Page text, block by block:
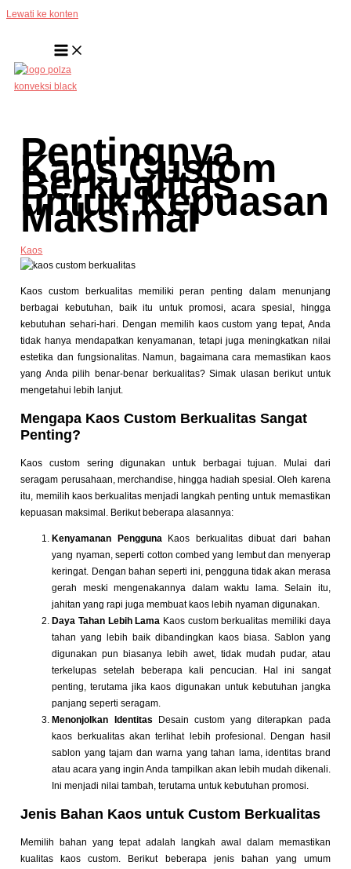
Lewati ke konten
Pentingnya
Kaos Custom
Berkualitas
untuk Kepuasan
Maksimal
Kaos
Kaos custom berkualitas memiliki peran penting dalam menunjang
berbagai kebutuhan, baik itu untuk promosi, acara spesial, hingga
kebutuhan sehari-hari. Dengan memilih kaos custom yang tepat, Anda
tidak hanya mendapatkan kenyamanan, tetapi juga meningkatkan nilai
estetika dan fungsionalitas. Namun, bagaimana cara memastikan kaos
yang Anda pilih benar-benar berkualitas? Simak ulasan berikut untuk
mengetahui lebih lanjut.
Mengapa Kaos Custom Berkualitas Sangat
Penting?
Kaos custom sering digunakan untuk berbagai tujuan. Mulai dari
seragam perusahaan, merchandise, hingga hadiah spesial. Oleh karena
itu, memilih kaos berkualitas menjadi langkah penting untuk memastikan
kepuasan maksimal. Berikut beberapa alasannya:
Kenyamanan Pengguna
Kaos berkualitas dibuat dari bahan
yang nyaman, seperti cotton combed yang lembut dan menyerap
keringat. Dengan bahan seperti ini, pengguna tidak akan merasa
gerah meski mengenakannya dalam waktu lama. Selain itu,
jahitan yang rapi juga membuat kaos lebih nyaman digunakan.
Daya Tahan Lebih Lama Kaos custom berkualitas memiliki daya
tahan yang lebih baik dibandingkan kaos biasa. Sablon yang
digunakan pun biasanya lebih awet, tidak mudah pudar, atau
terkelupas setelah beberapa kali pencucian. Hal ini sangat
penting, terutama jika kaos digunakan untuk kebutuhan jangka
panjang seperti seragam.
Menonjolkan Identitas
Desain custom yang diterapkan pada
kaos berkualitas akan terlihat lebih profesional. Dengan hasil
sablon yang tajam dan warna yang tahan lama, identitas brand
atau acara yang ingin Anda tampilkan akan lebih mudah dikenali.
Ini menjadi nilai tambah, terutama untuk kebutuhan promosi.
Jenis Bahan Kaos untuk Custom Berkualitas
Memilih bahan yang tepat adalah langkah awal dalam memastikan
kualitas kaos custom. Berikut beberapa jenis bahan yang umum